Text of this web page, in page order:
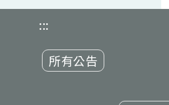
:::
所有公告